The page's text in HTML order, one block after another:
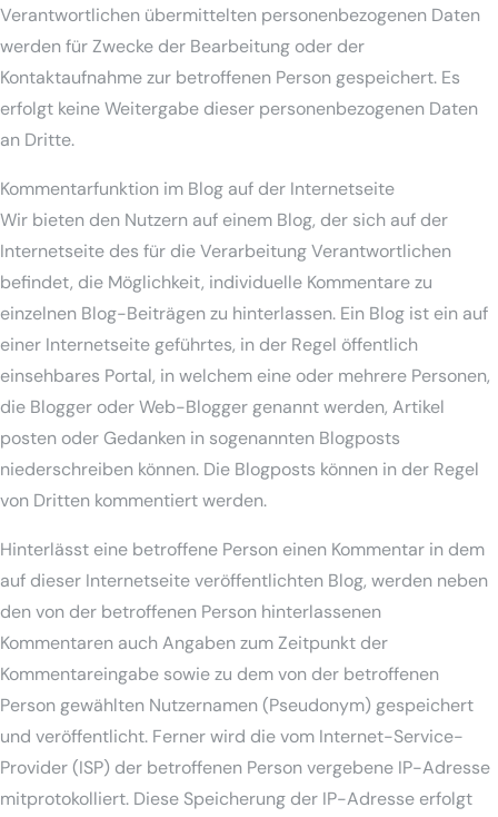
Verantwortlichen übermittelten personenbezogenen Daten
werden für Zwecke der Bearbeitung oder der
Kontaktaufnahme zur betroffenen Person gespeichert. Es
erfolgt keine Weitergabe dieser personenbezogenen Daten
an Dritte.
Kommentarfunktion im Blog auf der Internetseite
Wir bieten den Nutzern auf einem Blog, der sich auf der
Internetseite des für die Verarbeitung Verantwortlichen
befindet, die Möglichkeit, individuelle Kommentare zu
einzelnen Blog-Beiträgen zu hinterlassen. Ein Blog ist ein auf
einer Internetseite geführtes, in der Regel öffentlich
einsehbares Portal, in welchem eine oder mehrere Personen,
die Blogger oder Web-Blogger genannt werden, Artikel
posten oder Gedanken in sogenannten Blogposts
niederschreiben können. Die Blogposts können in der Regel
von Dritten kommentiert werden.
Hinterlässt eine betroffene Person einen Kommentar in dem
auf dieser Internetseite veröffentlichten Blog, werden neben
den von der betroffenen Person hinterlassenen
Kommentaren auch Angaben zum Zeitpunkt der
Kommentareingabe sowie zu dem von der betroffenen
Person gewählten Nutzernamen (Pseudonym) gespeichert
und veröffentlicht. Ferner wird die vom Internet-Service-
Provider (ISP) der betroffenen Person vergebene IP-Adresse
mitprotokolliert. Diese Speicherung der IP-Adresse erfolgt